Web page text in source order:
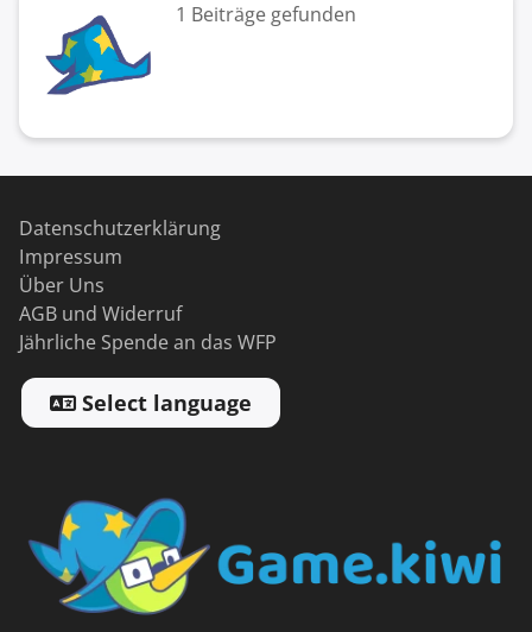
1 Beiträge gefunden
Datenschutzerklärung
Impressum
Über Uns
AGB und Widerruf
Jährliche Spende an das WFP
Select language